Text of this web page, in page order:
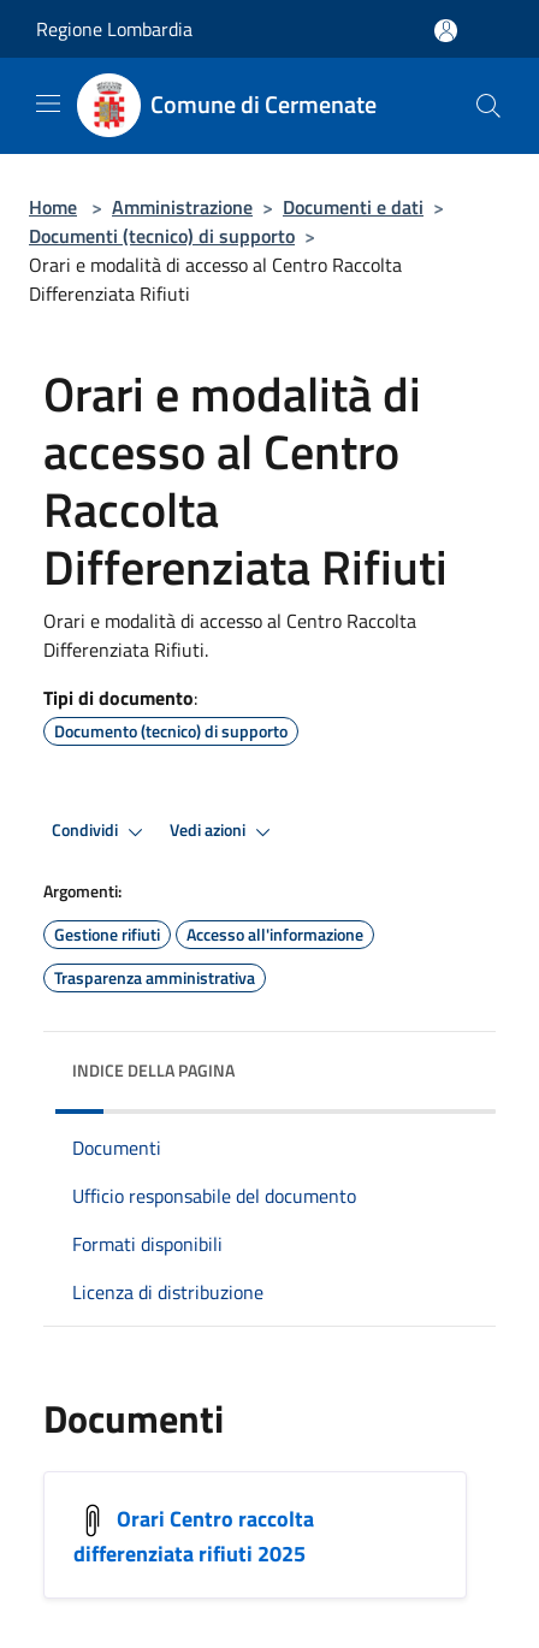
Regione Lombardia
Comune di Cermenate
Home > Amministrazione > Documenti e dati >
Documenti (tecnico) di supporto >
Orari e modalità di accesso al Centro Raccolta
Differenziata Rifiuti
Orari e modalità di
accesso al Centro
Raccolta
Differenziata Rifiuti
Orari e modalità di accesso al Centro Raccolta
Differenziata Rifiuti.
Tipi di documento:
Documento (tecnico) di supporto
Condividi Vedi azioni
Argomenti:
Gestione rifiuti
Accesso all'informazione
Trasparenza amministrativa
INDICE DELLA PAGINA
Documenti
Ufficio responsabile del documento
Formati disponibili
Licenza di distribuzione
Documenti
Orari Centro raccolta
differenziata rifiuti 2025